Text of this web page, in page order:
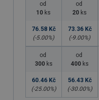
od
10 ks
76.58 Kč
(-5.00%)
od
20 ks
73.36 Kč
(-9.00%)
od
300 ks
60.46 Kč
(-25.00%)
od
400 ks
56.43 Kč
(-30.00%)